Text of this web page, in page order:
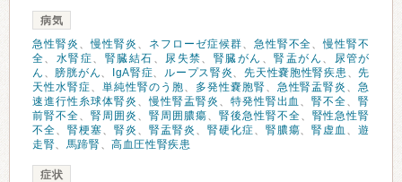
病気
急性腎炎 、慢性腎炎 、 ネフローゼ症候群、 急性腎不全、慢性腎不
全、 水腎症、 腎臓結石 、 尿失禁、 腎臓がん 、腎盂がん 、
尿管が
ん 、 膀胱がん、 IgA腎症、 ループス腎炎、先天性嚢胞性腎疾患 、先
天性水腎症、 単純性腎のう胞、 多発性嚢胞腎、 急性腎盂腎炎 、急
速進行性糸球体腎炎 、慢性腎盂腎炎 、 特発性腎出血 、腎不全、腎
前腎不全、 腎周囲炎 、 腎周囲膿瘍、 腎後急性腎不全、 腎性急性腎
不全、 腎梗塞、 腎炎 、 腎盂腎炎 、 腎硬化症、 腎膿瘍、腎虚血 、遊
走腎、 馬蹄腎、高血圧性腎疾患
症状